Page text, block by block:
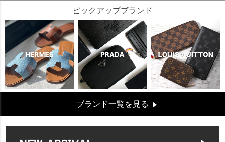
ピックアップブランド
ブランド一覧を見る